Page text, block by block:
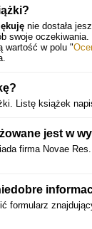
nie dostała
swoje
wartość w polu "
Listę książek
jest w
firma Novae
formularz